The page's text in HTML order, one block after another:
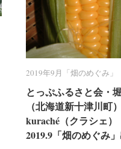
2019年9月「畑のめぐみ」
とっぷふるさと会・
（北海道新十津川町
kuraché（クラシェ）
2019.9「畑のめぐみ
2019年9月「畑のめぐみ」
とっぷふるさと会・
（北海道新十津川町
kuraché（クラシェ）
2019.9「畑のめぐみ